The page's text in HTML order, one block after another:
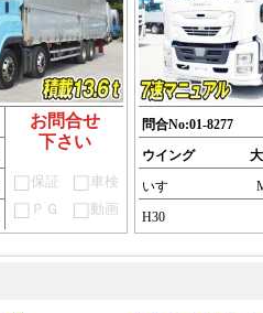
お問合せ
下さい
保証
車検
ＰＧ
動画
問合No:01-8277
ウイング
いすゞ
H30